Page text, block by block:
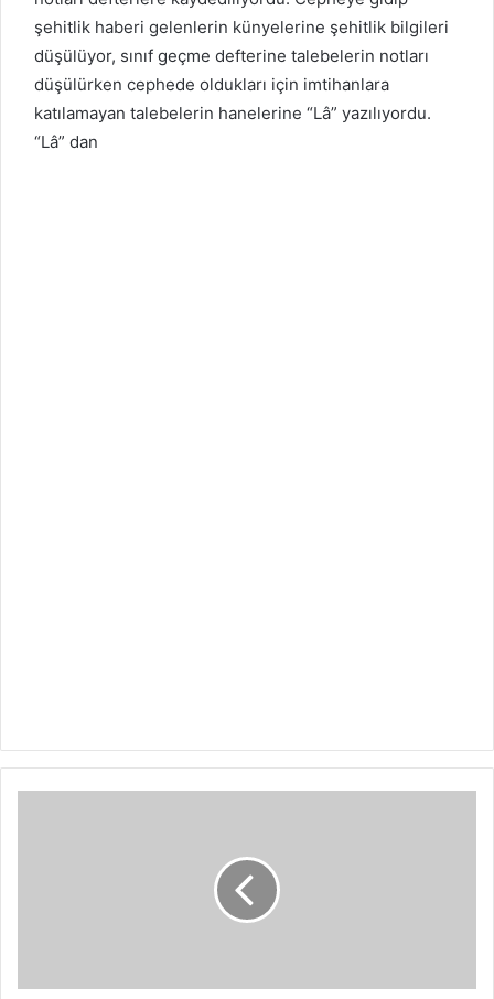
şehitlik haberi gelenlerin künyelerine şehitlik bilgileri
düşülüyor, sınıf geçme defterine talebelerin notları
düşülürken cephede oldukları için imtihanlara
katılamayan talebelerin hanelerine “Lâ” yazılıyordu.
“Lâ” dan